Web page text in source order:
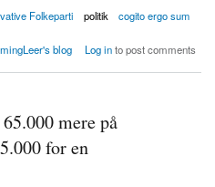
Folkeparti politik cogito ergo sum
også reducere mindstelønnen på kr. 120,-
blog Log into post comments
mere på
for en